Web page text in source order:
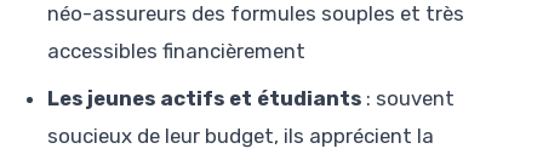
néo-assureurs des formules souples et très
accessibles financièrement
Les jeunes actifs et étudiants : souvent
soucieux de leur budget, ils apprécient la